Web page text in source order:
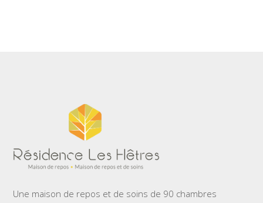
Une maison de repos et de soins de 90 chambres